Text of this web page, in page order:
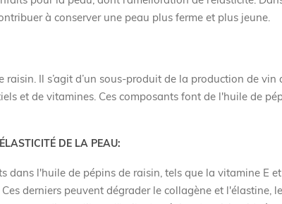
à conserver une peau plus ferme et plus jeune.
Il s’agit d’un sous-produit de la production de
et de vitamines. Ces composants font de l'huile de
DE LA PEAU:
dans l'huile de pépins de raisin, tels que la vitamine E
derniers peuvent dégrader le collagène et l'élastine,